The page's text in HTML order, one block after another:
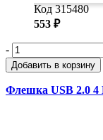
Код 315480
553 ₽
-
Добавить в корзину
Флешка USB 2.0 4